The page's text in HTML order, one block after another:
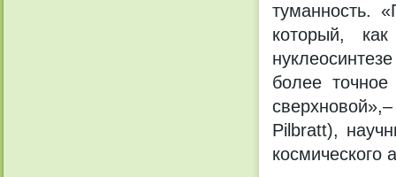
туманность.
который,
более точное
Pilbratt),
космического